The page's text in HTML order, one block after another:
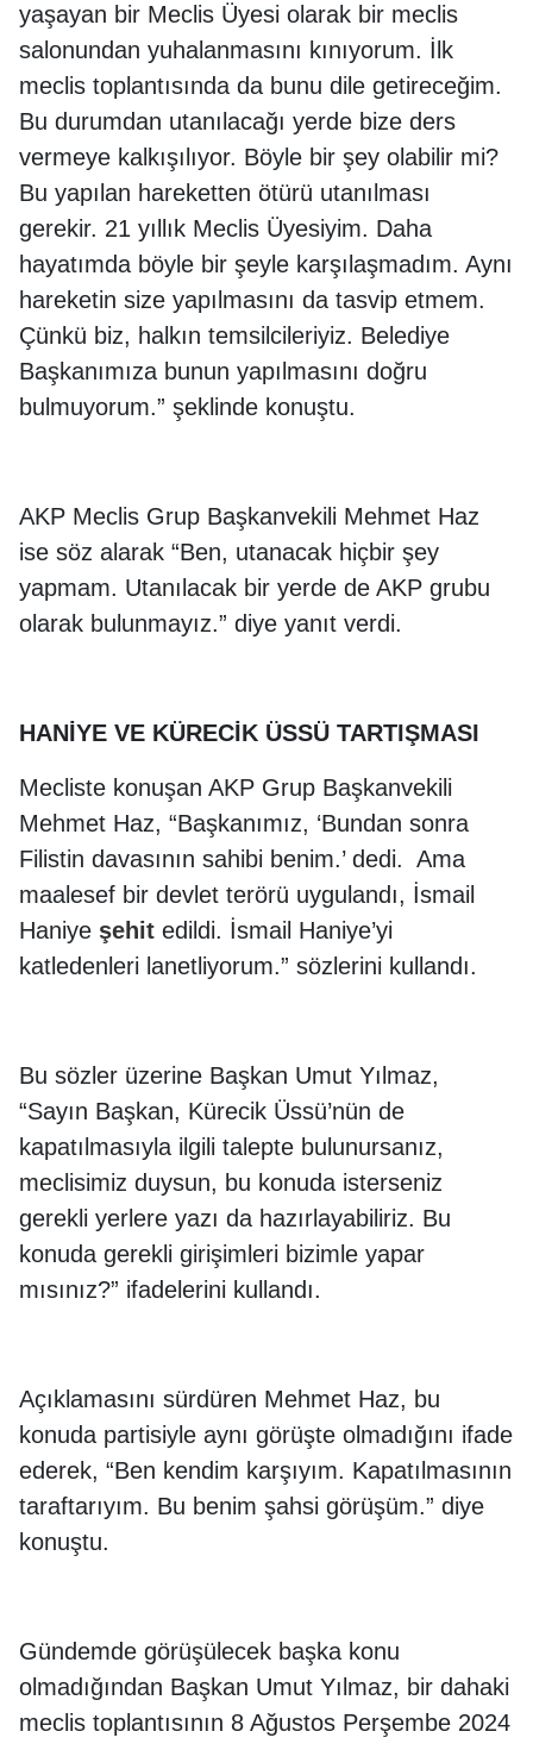
yaşayan bir Meclis Üyesi olarak bir meclis
salonundan yuhalanmasını kınıyorum. İlk
meclis toplantısında da bunu dile getireceğim.
Bu durumdan utanılacağı yerde bize ders
vermeye kalkışılıyor. Böyle bir şey olabilir mi?
Bu yapılan hareketten ötürü utanılması
gerekir. 21 yıllık Meclis Üyesiyim. Daha
hayatımda böyle bir şeyle karşılaşmadım. Aynı
hareketin size yapılmasını da tasvip etmem.
Çünkü biz, halkın temsilcileriyiz. Belediye
Başkanımıza bunun yapılmasını doğru
bulmuyorum.” şeklinde konuştu.
AKP Meclis Grup Başkanvekili Mehmet Haz
ise söz alarak “Ben, utanacak hiçbir şey
yapmam. Utanılacak bir yerde de AKP grubu
olarak bulunmayız.” diye yanıt verdi.
HANİYE VE KÜRECİK ÜSSÜ TARTIŞMASI
Mecliste konuşan AKP Grup Başkanvekili
Mehmet Haz, “Başkanımız, ‘Bundan sonra
Filistin davasının sahibi benim.’ dedi. Ama
maalesef bir devlet terörü uygulandı, İsmail
Haniye şehit edildi. İsmail Haniye’yi
katledenleri lanetliyorum.” sözlerini kullandı.
Bu sözler üzerine Başkan Umut Yılmaz,
“Sayın Başkan, Kürecik Üssü’nün de
kapatılmasıyla ilgili talepte bulunursanız,
meclisimiz duysun, bu konuda isterseniz
gerekli yerlere yazı da hazırlayabiliriz. Bu
konuda gerekli girişimleri bizimle yapar
mısınız?” ifadelerini kullandı.
Açıklamasını sürdüren Mehmet Haz, bu
konuda partisiyle aynı görüşte olmadığını ifade
ederek, “Ben kendim karşıyım. Kapatılmasının
taraftarıyım. Bu benim şahsi görüşüm.” diye
konuştu.
Gündemde görüşülecek başka konu
olmadığından Başkan Umut Yılmaz, bir dahaki
meclis toplantısının 8 Ağustos Perşembe 2024